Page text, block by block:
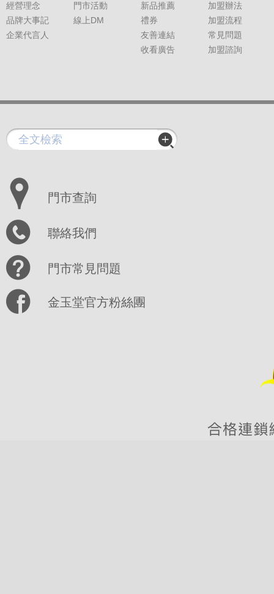
經營理念
品牌大事記
企業代言人
門市活動
線上DM
新品推薦
禮券
友善連結
收看廣告
加盟辦法
加盟流程
常見問題
加盟諮詢
門市查詢
聯絡我們
門市常見問題
金玉堂官方粉絲團